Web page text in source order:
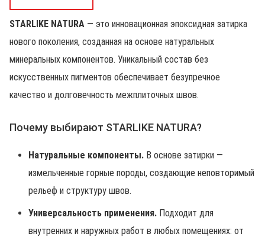
STARLIKE NATURA — это инновационная эпоксидная затирка
нового поколения, созданная на основе натуральных
минеральных компонентов. Уникальный состав без
искусственных пигментов обеспечивает безупречное
качество и долговечность межплиточных швов.
Почему выбирают STARLIKE NATURA?
Натуральные компоненты. В основе затирки —
измельченные горные породы, создающие неповторимый
рельеф и структуру швов.
Универсальность применения. Подходит для
внутренних и наружных работ в любых помещениях: от